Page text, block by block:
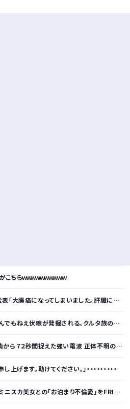
らｗｗｗｗｗｗｗｗｗｗ
ってしまいました。肝臓に転移も見られてステージ4です」
発掘される。クルタ族の虐殺犯人がツェリードニヒだった模様！
捉えた強い電波 正体不明の「Ｗｏｗ！信号」…「転換点」
げます。助けてください。」・・・・・・・・・
「お泊まり不倫愛」をFRIDAYに報じられるｗｗｗｗｗｗｗｗｗｗ